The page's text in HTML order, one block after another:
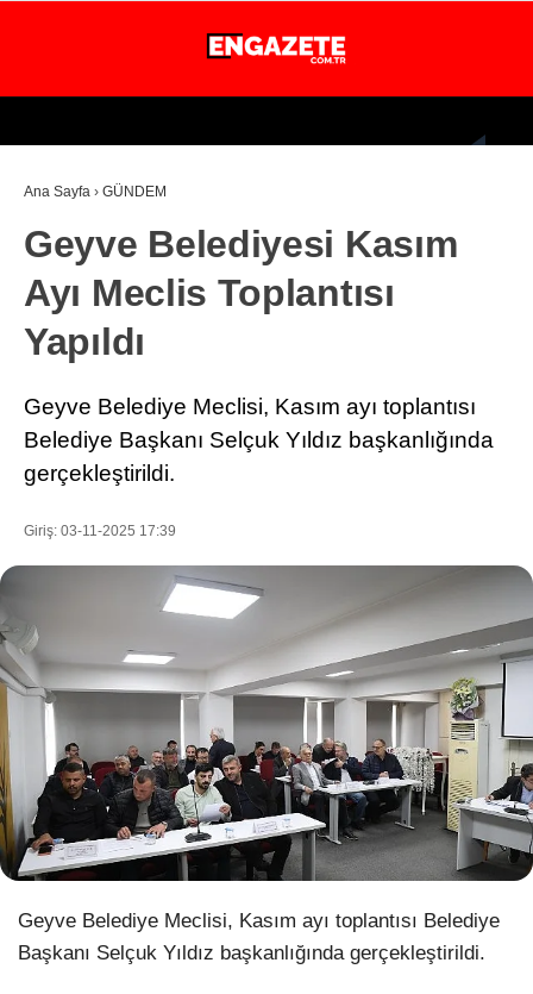
WhatsApp İhbar Hattı
Facebook
Instagram
Youtube
25.5
İSTANBUL
GÜNDEM
EKONOMİ
DÜNYA
MAGAZİN
SAĞLIK
TEKNOLOJİ
EĞİTİM
Ana Sayfa › GÜNDEM
Geyve Belediyesi Kasım
Ayı Meclis Toplantısı
Yapıldı
Geyve Belediye Meclisi, Kasım ayı toplantısı
Belediye Başkanı Selçuk Yıldız başkanlığında
gerçekleştirildi.
Giriş: 03-11-2025 17:39
Geyve Belediye Meclisi, Kasım ayı toplantısı Belediye
Başkanı Selçuk Yıldız başkanlığında gerçekleştirildi.